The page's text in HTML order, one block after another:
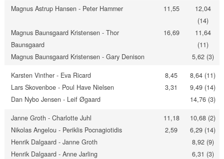
Magnus Astrup Hansen - Peter Hammer 11,55
12,04
(14)
Magnus Baunsgaard Kristensen - Thor
Baunsgaard
16,69
11,64
(11)
Magnus Baunsgaard Kristensen - Gary Denison
5,62 (3)
Karsten Vinther - Eva Ricard 8,45
8,64 (11)
Lars Skovenboe - Poul Have Nielsen
3,31
9,49 (14)
Dan Nybo Jensen - Leif Øgaard
14,76 (3)
Janne Groth - Charlotte Juhl 11,18
10,68 (2)
Nikolas Angelou - Periklis Pocnagiotidis
2,59
6,29 (14)
Henrik Dalgaard - Janne Groth
8,92 (9)
Henrik Dalgaard - Anne Jarling
6,31 (3)